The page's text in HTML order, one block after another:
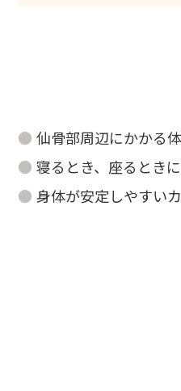
仙骨部周辺にかかる
寝るとき、座るときに
身体が安定しやすいカ